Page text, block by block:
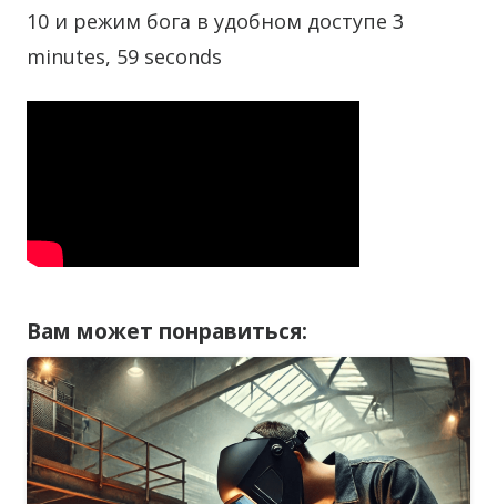
10 и режим бога в удобном доступе 3
minutes, 59 seconds
Вам может понравиться: